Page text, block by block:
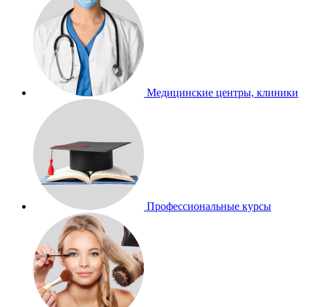
Медицинские центры, клиники
Профессиональные курсы